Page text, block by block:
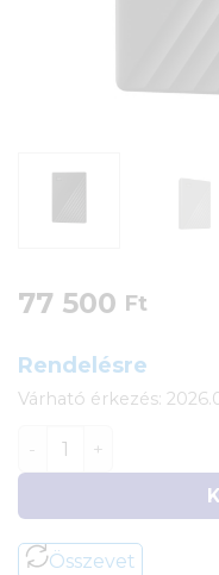
77 500 Ft
Rendelésre
Várható érkezés:
5TB WD My
Összevet